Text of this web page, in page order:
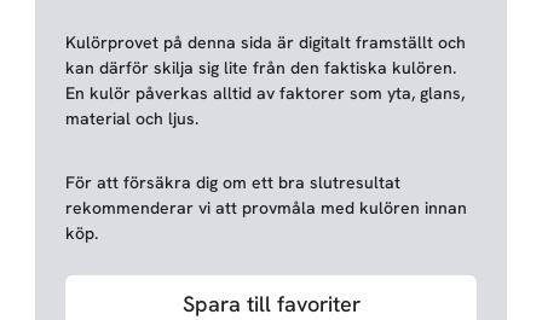
Kulörprovet på denna sida är digitalt framställt och
kan därför skilja sig lite från den faktiska kulören.
En kulör påverkas alltid av faktorer som yta, glans,
material och ljus.
För att försäkra dig om ett bra slutresultat
rekommenderar vi att provmåla med kulören innan
köp.
Spara till favoriter